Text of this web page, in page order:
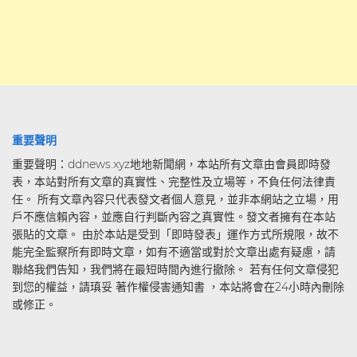
重要聲明
重要聲明：ddnews.xyz地地新聞網，本站所有文章由會員即時發
表，本站對所有文章的真實性、完整性及立場等，不負任何法律責
任。 所有文章內容只代表發文者個人意見，並非本網站之立場，用
戶不應信賴內容，並應自行判斷內容之真實性。發文者擁有在本站
張貼的文章。 由於本站是受到「即時發表」運作方式所規限，故不
能完全監察所有即時文章，如有不適當或對於文章出處有疑慮，請
聯絡我們告知，我們將在最短時間內進行撤除。 若有任何文章侵犯
到您的權益，請瑱妥 著作權侵害通知書 ，本站將會在24小時內刪除
或修正。